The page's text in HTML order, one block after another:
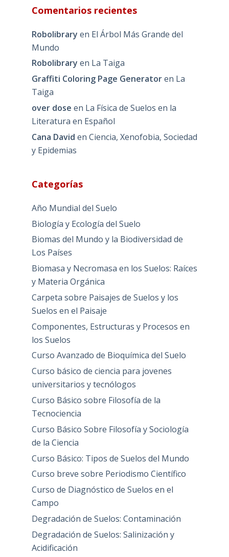
Comentarios recientes
Robolibrary en El Árbol Más Grande del
Mundo
Robolibrary en La Taiga
Graffiti Coloring Page Generatoren La
Taiga
over dose en La Física de Suelos en la
Literatura en Español
Cana David en Ciencia, Xenofobia, Sociedad
y Epidemias
Categorías
Año Mundial del Suelo
Biología y Ecología del Suelo
Biomas del Mundo y la Biodiversidad de
Los Países
Biomasa y Necromasa en los Suelos: Raíces
y Materia Orgánica
Carpeta sobre Paisajes de Suelos y los
Suelos en el Paisaje
Componentes, Estructuras y Procesos en
los Suelos
Curso Avanzado de Bioquímica del Suelo
Curso básico de ciencia para jovenes
universitarios y tecnólogos
Curso Básico sobre Filosofía de la
Tecnociencia
Curso Básico Sobre Filosofía y Sociología
de la Ciencia
Curso Básico: Tipos de Suelos del Mundo
Curso breve sobre Periodismo Científico
Curso de Diagnóstico de Suelos en el
Campo
Degradación de Suelos: Contaminación
Degradación de Suelos: Salinización y
Acidificación